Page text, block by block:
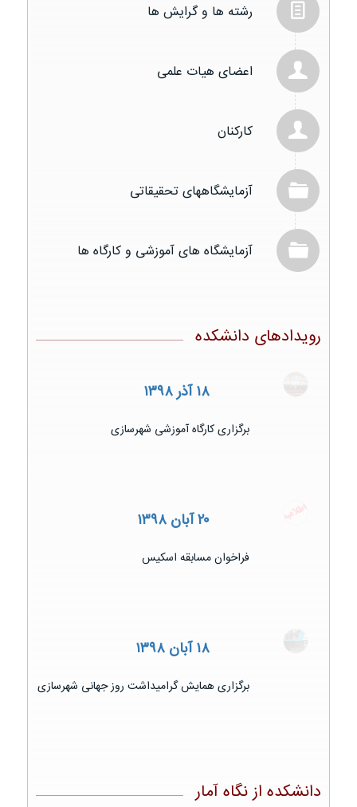
رشته ها و گرایش ها
اعضای هیات علمی
کارکنان
آزمایشگاههای تحقیقاتی
آزمایشگاه های آموزشی و کارگاه ها
رویدادهای دانشکده
۱۸ آذر ۱۳۹۸
برگزاری کارگاه آموزشی شهرسازی
۲۰ آبان ۱۳۹۸
فراخوان مسابقه اسکیس
۱۸ آبان ۱۳۹۸
برگزاری همایش گرامیداشت روز جهانی شهرسازی
دانشکده از نگاه آمار